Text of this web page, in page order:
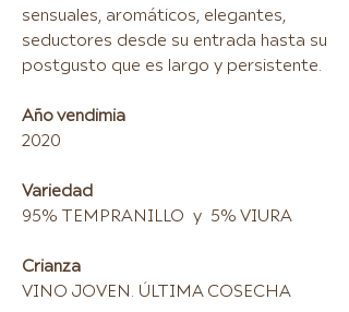
sensuales, aromáticos, elegantes,
seductores desde su entrada hasta su
postgusto que es largo y persistente.
Año vendimia
2020
Variedad
95% TEMPRANILLO y 5% VIURA
Crianza
VINO JOVEN. ÚLTIMA COSECHA